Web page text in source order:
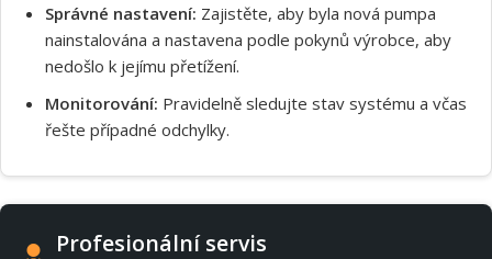
Správné nastavení: Zajistěte, aby byla nová pumpa
nainstalována a nastavena podle pokynů výrobce, aby
nedošlo k jejímu přetížení.
Monitorování: Pravidelně sledujte stav systému a včas
řešte případné odchylky.
Profesionální servis